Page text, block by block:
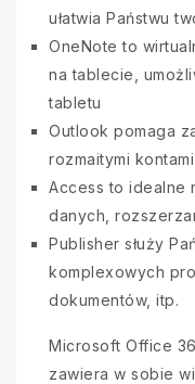
ułatwia Państwu
OneNote to
na tablecie,
tabletu
Outlook pomaga
rozmaitymi
Access to idealne
danych,
Publisher służy
komplexowych
dokumentów, itp.
Microsoft Office
zawiera w sobie